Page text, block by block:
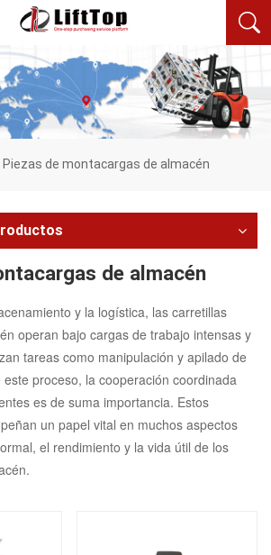
Piezas de montacargas de almacén
de almacén
y la logística, las carretillas
operan bajo cargas de trabajo intensas y
tareas como manipulación y apilado de
proceso, la cooperación coordinada
es de suma importancia. Estos
un papel vital en muchos aspectos
el rendimiento y la vida útil de los